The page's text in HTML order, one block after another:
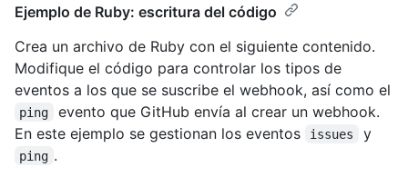
Ejemplo de Ruby: escritura del código
Crea un archivo de Ruby con el siguiente contenido.
Modifique el código para controlar los tipos de
eventos a los que se suscribe el webhook, así como el
ping
evento que GitHub envía al crear un webhook.
En este ejemplo se gestionan los eventos
issues y
ping .